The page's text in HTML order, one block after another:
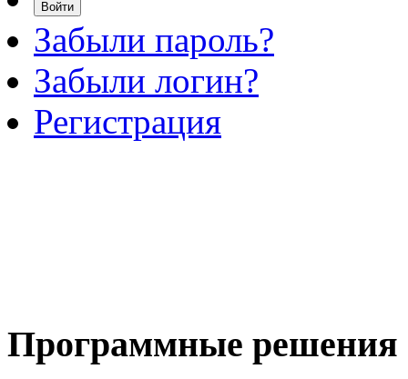
Забыли пароль?
Забыли логин?
Регистрация
Программные решения